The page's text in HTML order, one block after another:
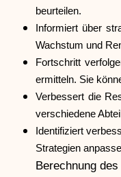
beurteilen.
Informiert über
Wachstum und
Fortschritt
ermitteln. Sie
Verbessert die
verschiedene
Identifiziert
Strategien
Berechnung